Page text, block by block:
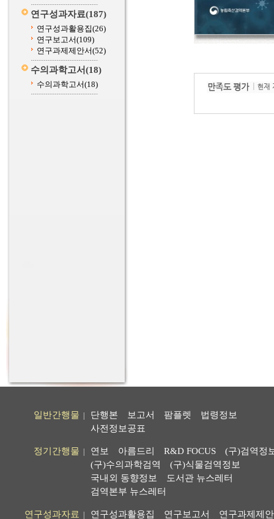
연구성과자료(187)
연구성과활용집(26)
연구보고서(109)
연구과제제안서(52)
수의과학고서(18)
수의과학고서(18)
일반간행물 단행본 보고서 팜플렛
법령정보
사전정보공표
정기간행물 연보 아름드리 R&D FOCUS
(구)검역정
(구)수의과학검역
(구)식물검역정보
국내외 동향정보
도서관 뉴스레터
검역본부 뉴스레터
연구성과자료 연구성과활용집 연구보고서 연구과제제